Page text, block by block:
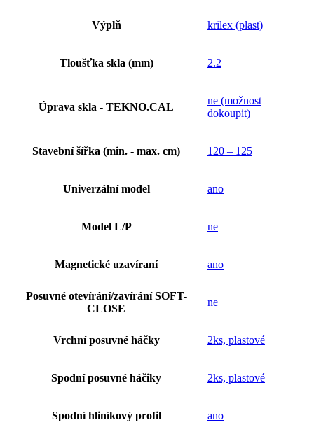
Výplň krilex (plast)
Tloušťka skla (mm) 2.2
Úprava skla - TEKNO.CAL
ne (možnost
dokoupit)
Stavební šířka (min. - max. cm) 120 – 125
Univerzální model ano
Model L/P ne
Magnetické uzavíraní ano
Posuvné otevírání/zavírání SOFT-
CLOSE
ne
Vrchní posuvné háčky 2ks, plastové
Spodní posuvné háčiky 2ks, plastové
Spodní hliníkový profil ano